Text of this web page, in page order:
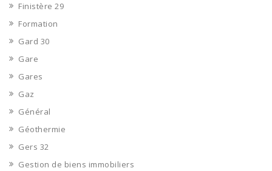
Finistère 29
Formation
Gard 30
Gare
Gares
Gaz
Général
Géothermie
Gers 32
Gestion de biens immobiliers